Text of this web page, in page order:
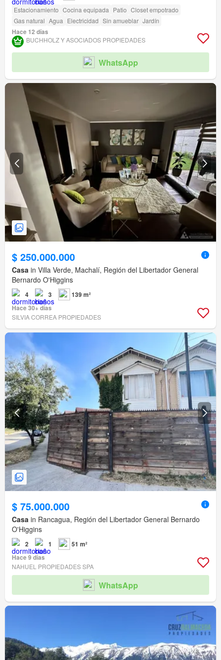
Estacionamiento Cocina equipada Patio Closet empotrado
Gas natural Agua Electricidad Sin amueblar Jardín
Hace 12 días
BUCHHOLZ Y ASOCIADOS PROPIEDADES
WhatsApp
$ 250.000.000
Casa in Villa Verde, Machalí, Región del Libertador General
Bernardo O'Higgins
4 3
139 m²
Hace 30+ días
SILVIA CORREA PROPIEDADES
$ 75.000.000
Casa in Rancagua, Región del Libertador General Bernardo
O'Higgins
2 1
51 m²
Hace 9 días
NAHUEL PROPIEDADES SPA
WhatsApp